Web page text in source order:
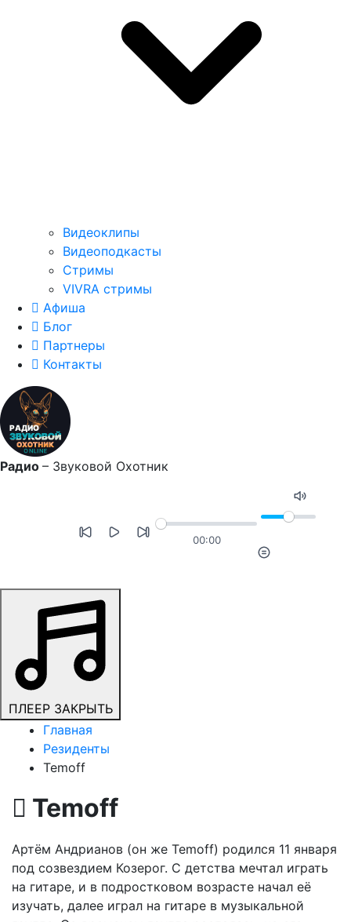
Видеоклипы
Видеоподкасты
Стримы
VIVRA стримы
Афиша
Блог
Партнеры
Контакты
Радио – Звуковой Охотник
00:00
ПЛЕЕР ЗАКРЫТЬ
Главная
Резиденты
Temoff
Temoff
Артём Андрианов (он же Temoff) родился 11 января
под созвездием Козерог. С детства мечтал играть
на гитаре, и в подростковом возрасте начал её
изучать, далее играл на гитаре в музыкальной